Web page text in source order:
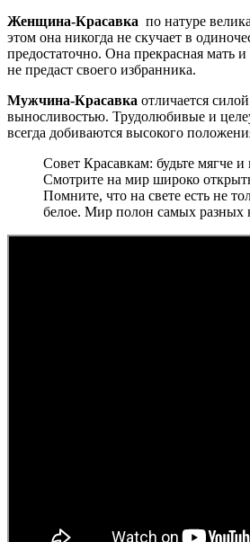
Женщина-Красавка по натуре
этом она никогда не скучает в
предостаточно. Она прекрасная мать
не предаст своего избранника.
Мужчина-Красавка отличается
выносливостью. Трудолюбивые и
всегда добиваются высокого
Совет Красавкам: будьте мягче и
Смотрите на мир широко
Помните, что на свете есть не
белое. Мир полон самых разных